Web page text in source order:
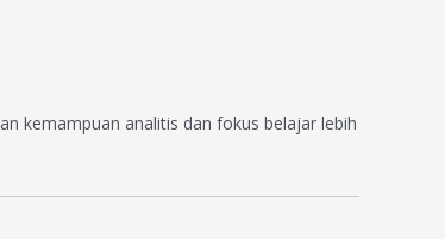
kemampuan analitis dan fokus belajar lebih